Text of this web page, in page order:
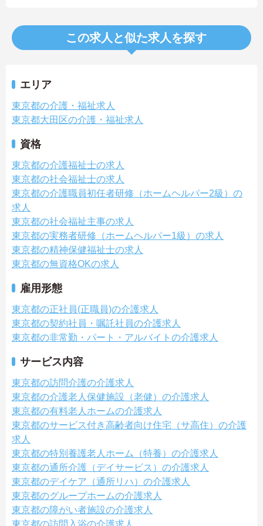
この求人と似た求人を探す
エリア
東京都の介護・福祉求人
東京都大田区の介護・福祉求人
資格
東京都の介護福祉士の求人
東京都の社会福祉士の求人
東京都の介護職員初任者研修（ホームヘルパー2級）の
求人
東京都の社会福祉主事の求人
東京都の実務者研修（ホームヘルパー1級）の求人
東京都の精神保健福祉士の求人
東京都の無資格OKの求人
雇用形態
東京都の正社員(正職員)の介護求人
東京都の契約社員・嘱託社員の介護求人
東京都の非常勤・パート・アルバイトの介護求人
サービス内容
東京都の訪問介護の介護求人
東京都の介護老人保健施設（老健）の介護求人
東京都の有料老人ホームの介護求人
東京都のサービス付き高齢者向け住宅（サ高住）の介護
求人
東京都の特別養護老人ホーム（特養）の介護求人
東京都の通所介護（デイサービス）の介護求人
東京都のデイケア（通所リハ）の介護求人
東京都のグループホームの介護求人
東京都の障がい者施設の介護求人